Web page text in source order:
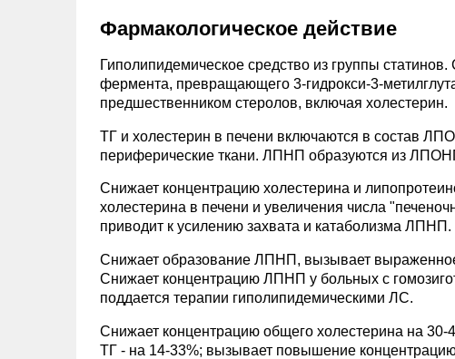
Фармакологическое действие
Гиполипидемическое средство из группы
фермента, превращающего 3-гидрокси-3-
предшественником стеролов, включая холестерин.
ТГ и холестерин в печени включаются в состав
периферические ткани. ЛПНП образуются из
Снижает концентрацию холестерина и
холестерина в печени и увеличения числа
приводит к усилению захвата и катаболизма ЛПНП.
Снижает образование ЛПНП, вызывает
Снижает концентрацию ЛПНП у больных с
поддается терапии гиполипидемическими ЛС.
Снижает концентрацию общего холестерина на
ТГ - на 14-33%; вызывает повышение